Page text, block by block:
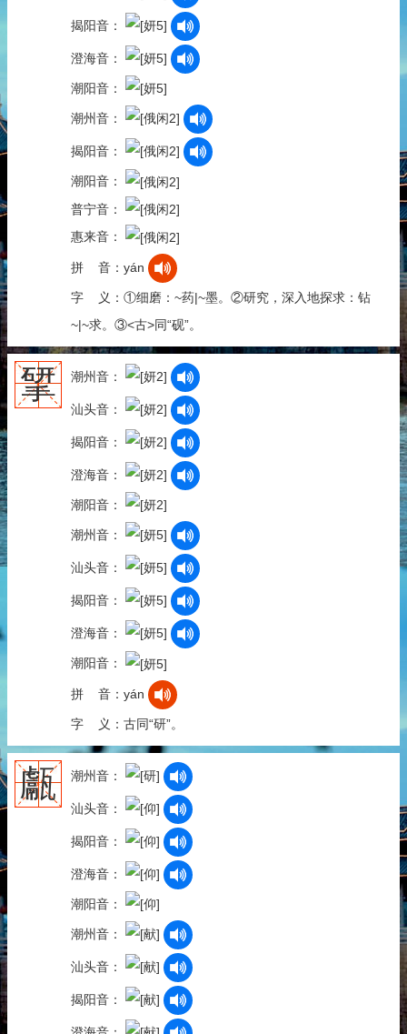
揭阳音：
澄海音：
潮阳音：
潮州音：
揭阳音：
潮阳音：
普宁音：
惠来音：
拼 音：yán
字 义：①细磨：~药|~墨。②研究，深入地探求：钻
~|~求。③<古>同“砚”。
揅 潮州音：
汕头音：
揭阳音：
澄海音：
潮阳音：
潮州音：
汕头音：
揭阳音：
澄海音：
潮阳音：
拼 音：yán
字 义：古同“研”。
甗 潮州音：
汕头音：
揭阳音：
澄海音：
潮阳音：
潮州音：
汕头音：
揭阳音：